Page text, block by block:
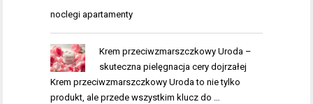
noclegi apartamenty
Krem przeciwzmarszczkowy Uroda –
skuteczna pielęgnacja cery dojrzałej
Krem przeciwzmarszczkowy Uroda to nie tylko
produkt, ale przede wszystkim klucz do …